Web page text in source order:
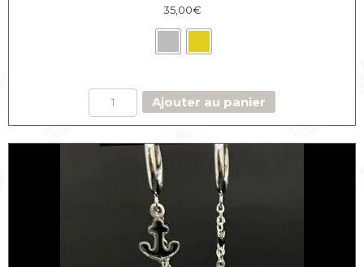
35,00€
quantité
de
Créoles
earcuff
Ancre
chaine
perlée
Ajouter au panier